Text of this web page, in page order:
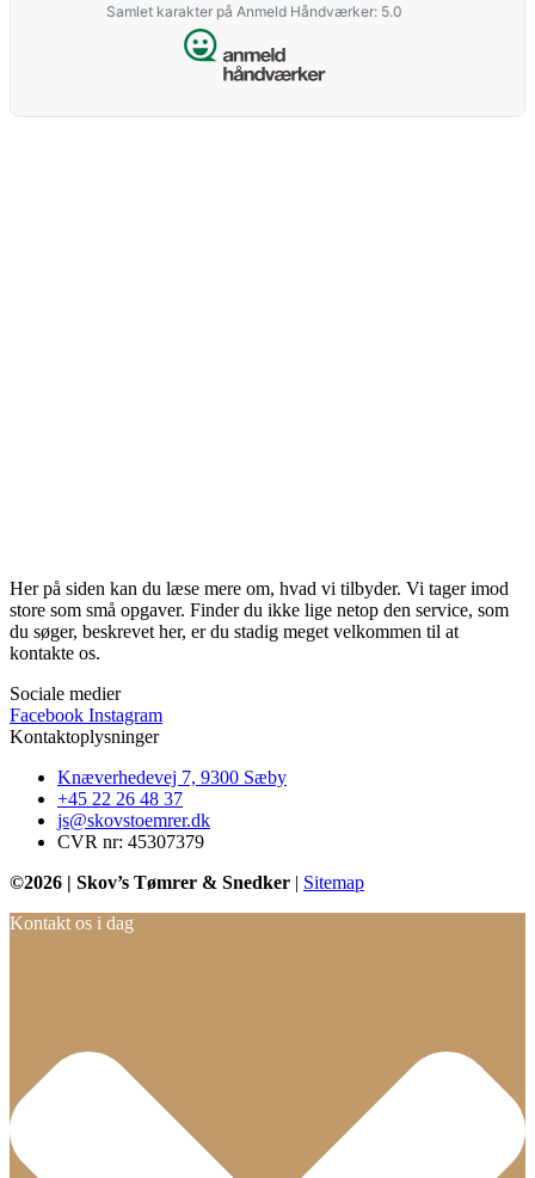
Samlet karakter på Anmeld Håndværker: 5.0
Her på siden kan du læse mere om, hvad vi tilbyder. Vi tager imod
store som små opgaver. Finder du ikke lige netop den service, som
du søger, beskrevet her, er du stadig meget velkommen til at
kontakte os.
Sociale medier
Facebook Instagram
Kontaktoplysninger​
Knæverhedevej 7, 9300 Sæby
+45 22 26 48 37
js@skovstoemrer.dk
CVR nr: 45307379
©2026 | Skov’s Tømrer & Snedker | Sitemap
Kontakt os i dag